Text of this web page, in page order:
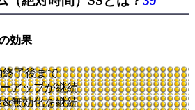
効果
了後まで
アップが継続
無効化を継続